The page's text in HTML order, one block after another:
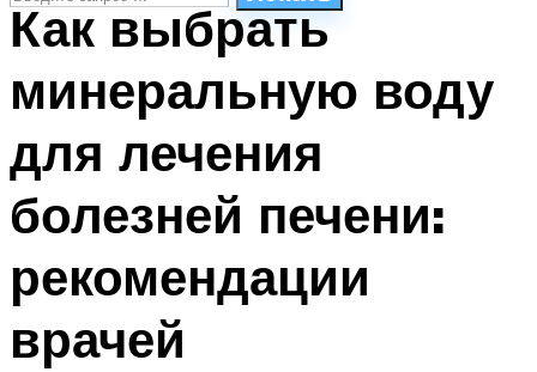
ПЛАВАНЬЕ ДЛЯ ДЕТЕЙ
БАССЕЙН ДЛЯ ДОМА
ОЧИСТКА БАССЕЙНОВ
МЕНЮ
Как выбрать
минеральную воду
для лечения
болезней печени:
рекомендации
врачей